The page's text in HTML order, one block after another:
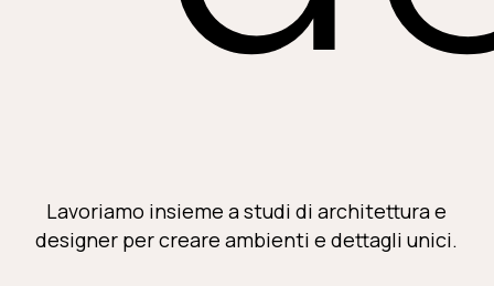
Lavoriamo insieme a studi di architettura e
designer per creare ambienti e dettagli unici.